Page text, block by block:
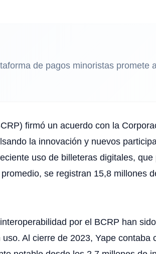
de pagos minoristas promete
firmó un acuerdo con la
la innovación y nuevos
uso de billeteras digitales,
se registran 15,8 millones
por el BCRP han
Al cierre de 2023, Yape contaba